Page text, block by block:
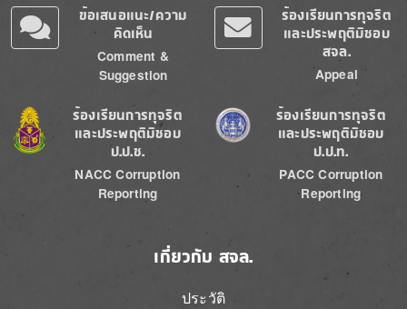
ข้อเสนอแนะ/ความ
คิดเห็น
Comment &
Suggestion
ร้องเรียนการทุจริต
และประพฤติมิชอบ
สจล.
Appeal
Image
ร้องเรียนการทุจริต
และประพฤติมิชอบ
ป.ป.ช.
NACC Corruption
Reporting
Image
ร้องเรียนการทุจริต
และประพฤติมิชอบ
ป.ป.ท.
PACC Corruption
Reporting
เกี่ยวกับ สจล.
ประวัติ